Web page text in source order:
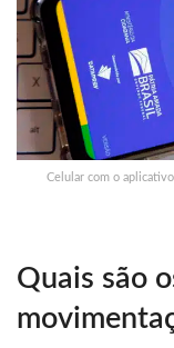
Celular com o
Quais são